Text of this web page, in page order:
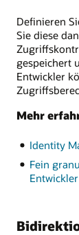
Definieren
Sie diese
gespeichert
Entwickler
Mehr
Identity
Fein
Entwickler